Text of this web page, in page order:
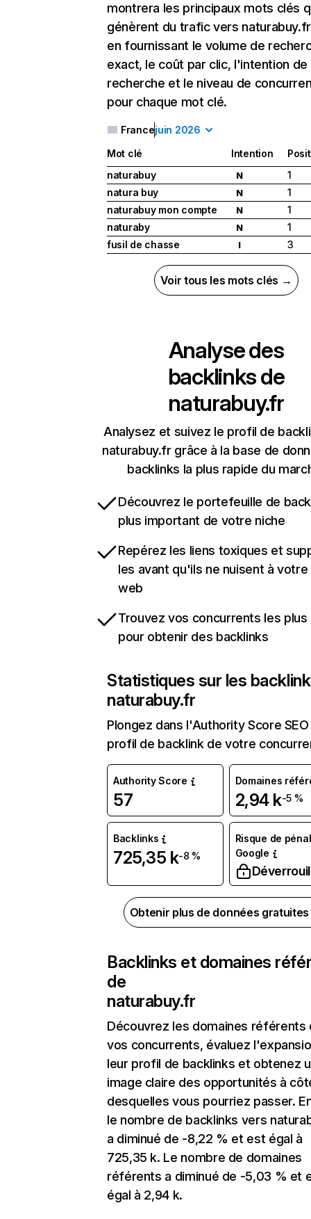
montrera les principaux mots clés
génèrent du trafic vers
en fournissant le volume de
exact, le coût par clic, l'intention de
recherche et le niveau de
pour chaque mot clé.
Francejuin 2026
Mot clé Intention
naturabuy
N
1
natura buy
N
1
naturabuy mon compte
N
1
naturaby
N
1
fusil de chasse
I 3
Voir tous les mots clés →
Analyse des
backlinks de
naturabuy.fr
Analysez et suivez le profil de
naturabuy.fr grâce à la base de
backlinks la plus rapide du
Découvrez le portefeuille de
plus important de votre niche
Repérez les liens toxiques et
les avant qu'ils ne nuisent à
web
Trouvez vos concurrents les
pour obtenir des backlinks
Statistiques sur les
naturabuy.fr
Plongez dans l'Authority Score
profil de backlink de votre
Authority Score
57
Domaines
2,94 k-5 %
Backlinks
725,35 k-8 %
Risque de
Google
Obtenir plus de données
Backlinks et domaines
de
naturabuy.fr
Découvrez les domaines référents
vos concurrents, évaluez
leur profil de backlinks et obtenez
image claire des opportunités à
desquelles vous pourriez passer.
le nombre de backlinks vers
a diminué de -8,22 % et est égal à
725,35 k. Le nombre de domaines
référents a diminué de -5,03 % et
égal à 2,94 k.